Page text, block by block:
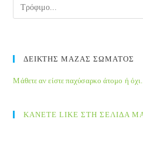
ΔΕΙΚΤΗΣ ΜΑΖΑΣ ΣΩΜΑΤΟΣ
Μάθετε αν είστε παχύσαρκο άτομο ή όχι.
ΚΑΝΕΤΕ LIKE ΣΤΗ ΣΕΛΙΔΑ